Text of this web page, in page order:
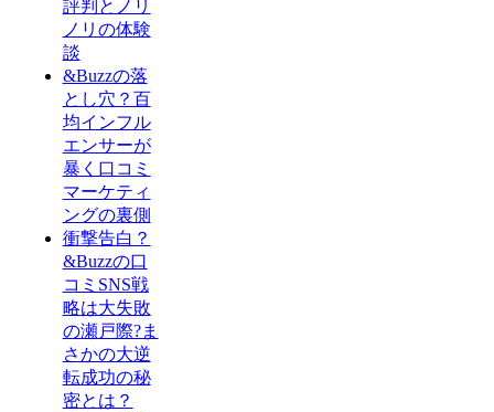
評判とノリ
ノリの体験
談
&Buzzの落
とし穴？百
均インフル
エンサーが
暴く口コミ
マーケティ
ングの裏側
衝撃告白？
&Buzzの口
コミSNS戦
略は大失敗
の瀬戸際?ま
さかの大逆
転成功の秘
密とは？